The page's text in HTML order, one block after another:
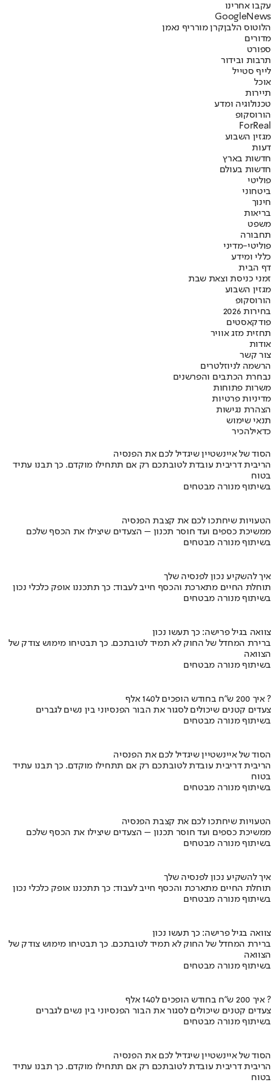
עקבו אחרינו
Googl eNews
הלוטוס הלבןקרן מורריף נאמן
מדורים
ספורט
תרבות ובידור
לייף סטייל
אוכל
תיירות
טכנולוגיה ומדע
הורוסקופ
ForReal
מגזין השבוע
דעות
חדשות בארץ
חדשות בעולם
פוליטי
ביטחוני
חינוך
בריאות
משפט
תחבורה
פוליטי-מדיני
כללי ומידע
דף הבית
זמני כניסת וצאת שבת
מגזין השבוע
הורוסקופ
בחירות 2026
פודקאסטים
תחזית מזג אוויר
אודות
צור קשר
הרשמה לניוזלטרים
נבחרת הכתבים והפרשנים
משרות פתוחות
מדיניות פרטיות
הצהרת נגישות
תנאי שימוש
כדאילהכיר
הסוד של איינשטיין שיגדיל לכם את הפנסיה
הריבית דריבית עובדת לטובתכם רק אם תתחילו מוקדם. כך תבנו עתיד
בטוח
בשיתוף מנורה מבטחים
הטעויות שיחתכו לכם את קצבת הפנסיה
ממשיכת כספים ועד חוסר תכנון – הצעדים שיצילו את הכסף שלכם
בשיתוף מנורה מבטחים
איך להשקיע נכון לפנסיה שלך
תוחלת החיים מתארכת והכסף חייב לעבוד: כך תתכננו אופק כלכלי נכון
בשיתוף מנורה מבטחים
צוואה בגיל פרישה: כך תעשו נכון
ברירת המחדל של החוק לא תמיד לטובתכם. כך תבטיחו מימוש צודק של
הצוואה
בשיתוף מנורה מבטחים
איך 200 ש"ח בחודש הופכים ל140 אלף ?
צעדים קטנים שיכולים לסגור את הבור הפנסיוני בין נשים לגברים
בשיתוף מנורה מבטחים
הסוד של איינשטיין שיגדיל לכם את הפנסיה
הריבית דריבית עובדת לטובתכם רק אם תתחילו מוקדם. כך תבנו עתיד
בטוח
בשיתוף מנורה מבטחים
הטעויות שיחתכו לכם את קצבת הפנסיה
ממשיכת כספים ועד חוסר תכנון – הצעדים שיצילו את הכסף שלכם
בשיתוף מנורה מבטחים
איך להשקיע נכון לפנסיה שלך
תוחלת החיים מתארכת והכסף חייב לעבוד: כך תתכננו אופק כלכלי נכון
בשיתוף מנורה מבטחים
צוואה בגיל פרישה: כך תעשו נכון
ברירת המחדל של החוק לא תמיד לטובתכם. כך תבטיחו מימוש צודק של
הצוואה
בשיתוף מנורה מבטחים
איך 200 ש"ח בחודש הופכים ל140 אלף ?
צעדים קטנים שיכולים לסגור את הבור הפנסיוני בין נשים לגברים
בשיתוף מנורה מבטחים
הסוד של איינשטיין שיגדיל לכם את הפנסיה
הריבית דריבית עובדת לטובתכם רק אם תתחילו מוקדם. כך תבנו עתיד
בטוח